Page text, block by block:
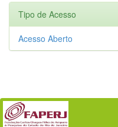
Tipo de Acesso
Acesso Aberto